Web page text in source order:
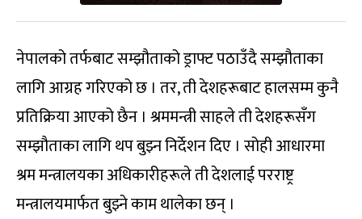
नेपालको तर्फबाट सम्झौताको ड्राफ्ट पठाउँदै सम्झौताका
लागि आग्रह गरिएको छ । तर, ती देशहरूबाट हालसम्म कुनै
प्रतिक्रिया आएको छैन । श्रममन्त्री साहले ती देशहरूसँग
सम्झौताका लागि थप बुझ्न निर्देशन दिए । सोही आधारमा
श्रम मन्त्रालयका अधिकारीहरूले ती देशलाई परराष्ट्र
मन्त्रालयमार्फत बुझ्ने काम थालेका छन् ।